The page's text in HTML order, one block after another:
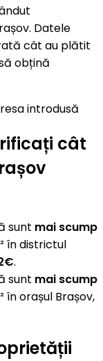
Datele
cât au plătit
obțină
introdusă
cât
sunt mai scump
în districtul
.
sunt mai scump
orașul Brașov,